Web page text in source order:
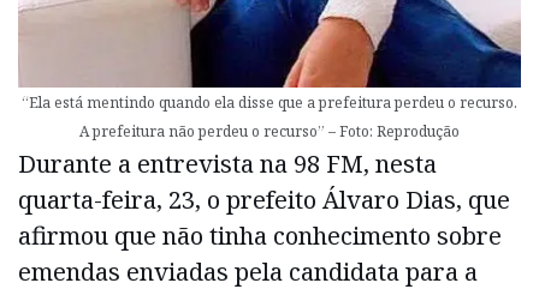
“Ela está mentindo quando ela disse que a prefeitura perdeu o recurso.
A prefeitura não perdeu o recurso” – Foto: Reprodução
Durante a entrevista na 98 FM, nesta
quarta-feira, 23, o prefeito Álvaro Dias, que
afirmou que não tinha conhecimento sobre
emendas enviadas pela candidata para a